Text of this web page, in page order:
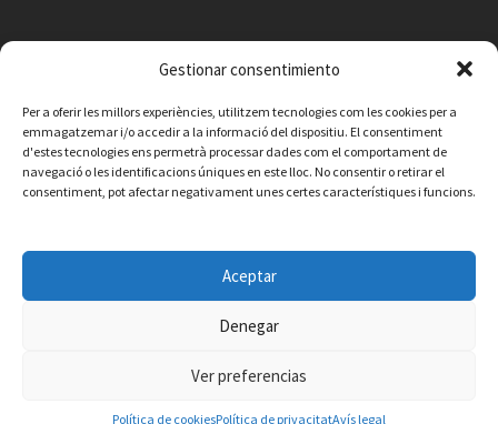
Gestionar consentimiento
Per a oferir les millors experiències, utilitzem tecnologies com les cookies per a
emmagatzemar i/o accedir a la informació del dispositiu. El consentiment
d'estes tecnologies ens permetrà processar dades com el comportament de
navegació o les identificacions úniques en este lloc. No consentir o retirar el
consentiment, pot afectar negativament unes certes característiques i funcions.
Aceptar
Denegar
Ver preferencias
Política de cookiesPolítica de privacitatAvís legal
Vilafamés al día
Consulta la agenda de Vilafamésaquí